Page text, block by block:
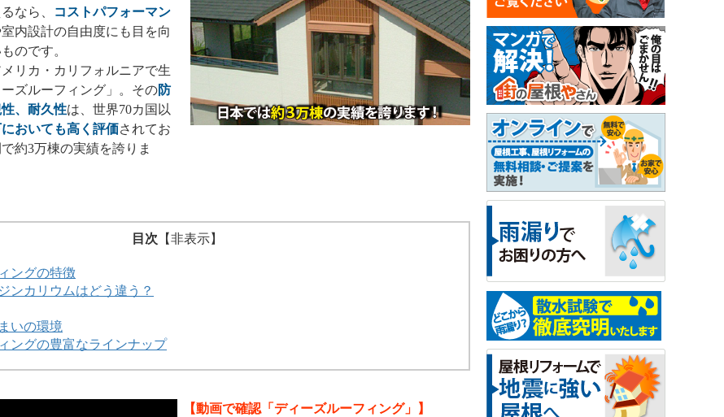
なら、
コストパフォーマン
内設計の自由度にも目を向
のです。
リカ・カリフォルニアで生
ズルーフィング」。その防
、耐久性は、世界70カ国以
おいても高く評価されてお
約3万棟の実績を誇りま
目次 【非表示】
ングの特徴
ンカリウムはどう違う？
いの環境
ングの豊富なラインナップ
【動画で確認「ディーズルーフィング」】